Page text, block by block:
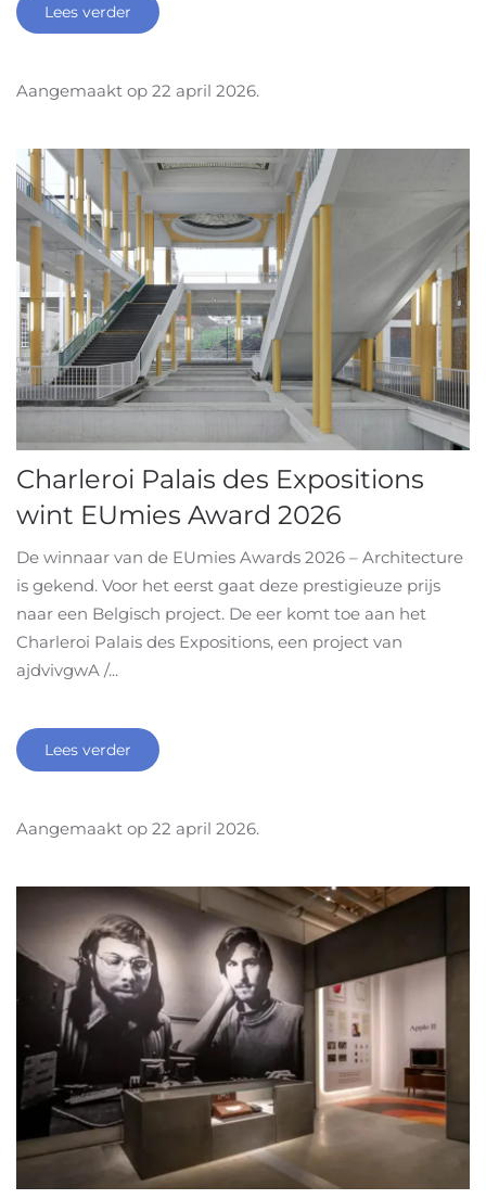
Lees verder
Aangemaakt op 22 april 2026.
Charleroi Palais des Expositions
wint EUmies Award 2026
De winnaar van de EUmies Awards 2026 – Architecture
is gekend. Voor het eerst gaat deze prestigieuze prijs
naar een Belgisch project. De eer komt toe aan het
Charleroi Palais des Expositions, een project van
ajdvivgwA /...
Lees verder
Aangemaakt op 22 april 2026.